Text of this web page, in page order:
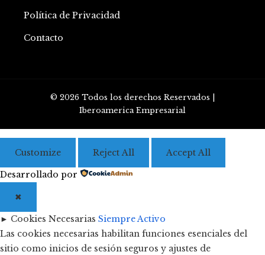
Política de Privacidad
Contacto
© 2026 Todos los derechos Reservados |
Iberoamerica Empresarial
Customize Reject All Accept All
Desarrollado por
✖
► Cookies Necesarias Siempre Activo
Las cookies necesarias habilitan funciones esenciales del
sitio como inicios de sesión seguros y ajustes de